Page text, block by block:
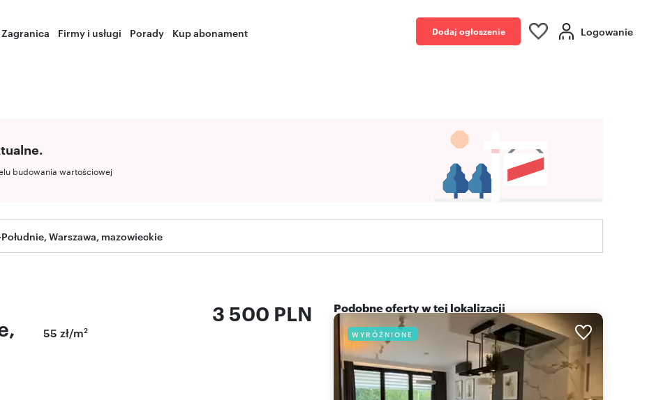
Zagranica Firmy i usługi Porady Kup abonament Dodaj ogłoszenie Logowanie
budowania wartościowej
Warszawa, mazowieckie
3 500 PLN
55 zł/m2
Podobne oferty w tej lokalizacji
WYRÓŻNIONE